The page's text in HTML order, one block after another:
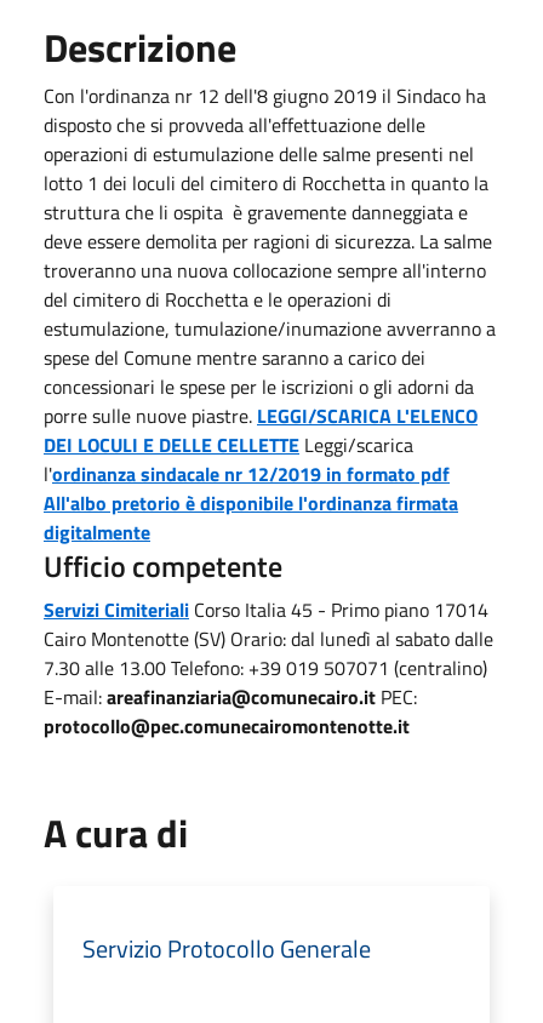
Descrizione
Con l'ordinanza nr 12 dell'8 giugno 2019 il Sindaco ha
disposto che si provveda all'effettuazione delle
operazioni di estumulazione delle salme presenti nel
lotto 1 dei loculi del cimitero di Rocchetta in quanto la
struttura che li ospita è gravemente danneggiata e
deve essere demolita per ragioni di sicurezza. La salme
troveranno una nuova collocazione sempre all'interno
del cimitero di Rocchetta e le operazioni di
estumulazione, tumulazione/inumazione avverranno a
spese del Comune mentre saranno a carico dei
concessionari le spese per le iscrizioni o gli adorni da
porre sulle nuove piastre. LEGGI/SCARICA L'ELENCO
DEI LOCULI E DELLE CELLETTE Leggi/scarica
l'ordinanza sindacale nr 12/2019 in formato pdf
All'albo pretorio è disponibile l'ordinanza firmata
digitalmente
Ufficio competente
Servizi Cimiteriali Corso Italia 45 - Primo piano 17014
Cairo Montenotte (SV) Orario: dal lunedì al sabato dalle
7.30 alle 13.00 Telefono: +39 019 507071 (centralino)
E-mail:areafinanziaria@comunecairo.it PEC:
protocollo@pec.comunecairomontenotte.it
A cura di
Servizio Protocollo Generale